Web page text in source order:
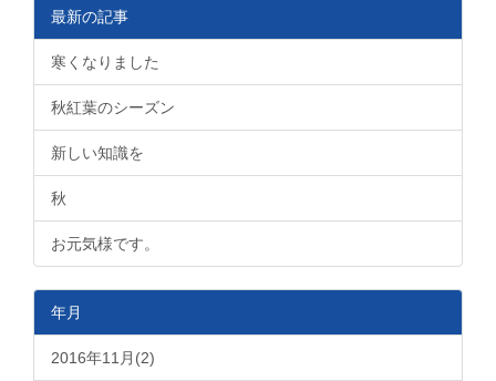
最新の記事
寒くなりました
秋紅葉のシーズン
新しい知識を
秋
お元気様です。
年月
2016年11月(2)